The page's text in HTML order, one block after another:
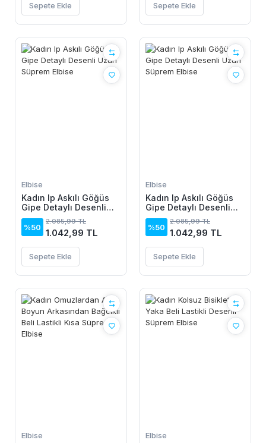
Sepete Ekle Sepete Ekle
Elbise
Kadın Ip Askılı Göğüs
Gipe Detaylı Desenli
Uzun Süprem Elbise
%50
2.085,99 TL
1.042,99 TL
Sepete Ekle
Elbise
Kadın Ip Askılı Göğüs
Gipe Detaylı Desenli
Uzun Süprem Elbise
%50
2.085,99 TL
1.042,99 TL
Sepete Ekle
Elbise Elbise